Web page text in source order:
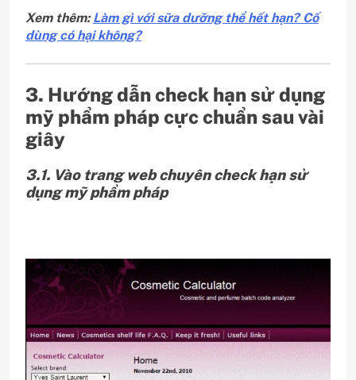
Xem thêm:Làm gì với sữa dưỡng thể hết hạn? Cố
dùng có hại không?
3. Hướng dẫn check hạn sử dụng
mỹ phẩm pháp cực chuẩn sau vài
giây
3.1. Vào trang web chuyên check hạn sử
dụng mỹ phẩm pháp